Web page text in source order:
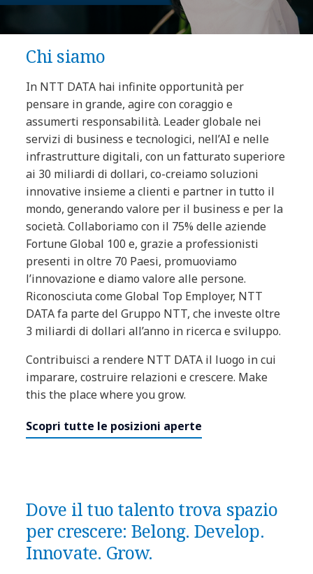
Chi siamo
In NTT DATA hai infinite opportunità per
pensare in grande, agire con coraggio e
assumerti responsabilità. Leader globale nei
servizi di business e tecnologici, nell’AI e nelle
infrastrutture digitali, con un fatturato superiore
ai 30 miliardi di dollari, co-creiamo soluzioni
innovative insieme a clienti e partner in tutto il
mondo, generando valore per il business e per la
società. Collaboriamo con il 75% delle aziende
Fortune Global 100 e, grazie a professionisti
presenti in oltre 70 Paesi, promuoviamo
l’innovazione e diamo valore alle persone.
Riconosciuta come Global Top Employer, NTT
DATA fa parte del Gruppo NTT, che investe oltre
3 miliardi di dollari all’anno in ricerca e sviluppo.
Contribuisci a rendere NTT DATA il luogo in cui
imparare, costruire relazioni e crescere. Make
this the place where you grow.
Scopri tutte le posizioni aperte
Dove il tuo talento trova spazio
per crescere: Belong. Develop.
Innovate. Grow.